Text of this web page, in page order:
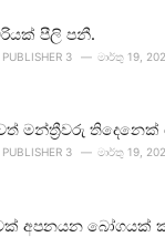
පීලි පනී.
PUBLISHER 3 මාර්තු 19,
මන්ත්‍රීවරු තිදෙනෙක්
PUBLISHER 3 මාර්තු 19,
අපනයන බෝගයක්